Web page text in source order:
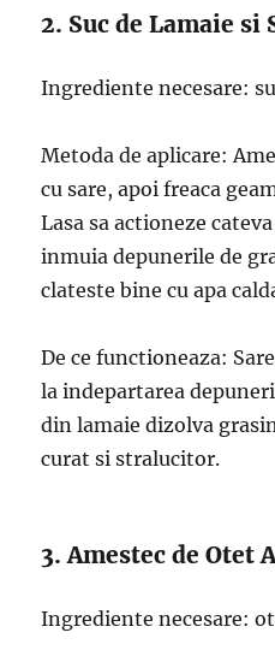
2. Suc de Lamaie si
Ingrediente necesare:
Metoda de aplicare:
cu sare, apoi freaca
Lasa sa actioneze
inmuia depunerile de
clateste bine cu apa
De ce functioneaza:
la indepartarea
din lamaie dizolva
curat si stralucitor.
3. Amestec de Otet
Ingrediente necesare: